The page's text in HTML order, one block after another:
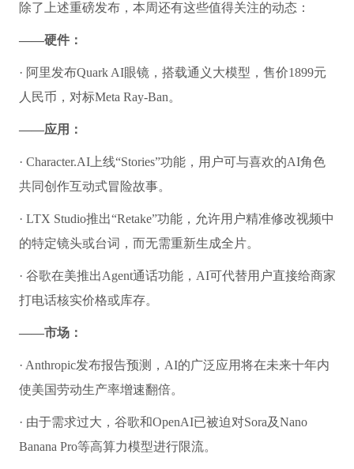
除了上述重磅发布，本周还有这些值得关注的动态：
——硬件：
· 阿里发布Quark AI眼镜，搭载通义大模型，售价1899元
人民币，对标Meta Ray-Ban。
——应用：
· Character.AI上线“Stories”功能，用户可与喜欢的AI角色
共同创作互动式冒险故事。
· LTX Studio推出“Retake”功能，允许用户精准修改视频中
的特定镜头或台词，而无需重新生成全片。
· 谷歌在美推出Agent通话功能，AI可代替用户直接给商家
打电话核实价格或库存。
——市场：
· Anthropic发布报告预测，AI的广泛应用将在未来十年内
使美国劳动生产率增速翻倍。
· 由于需求过大，谷歌和OpenAI已被迫对Sora及Nano
Banana Pro等高算力模型进行限流。